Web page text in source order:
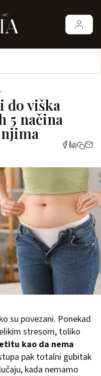
do viška
5 načina
su povezani. Ponekad
stresom, toliko
kao da nema
pak totalni gubitak
kada nemamo